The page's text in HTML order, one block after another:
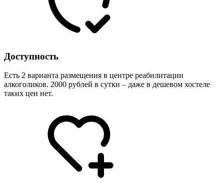
Доступность
Есть 2 варианта размещения в центре реабилитации
алкоголиков. 2000 рублей в сутки – даже в дешевом хостеле
таких цен нет.